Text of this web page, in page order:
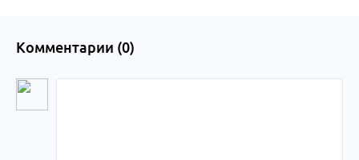
Комментарии (0)